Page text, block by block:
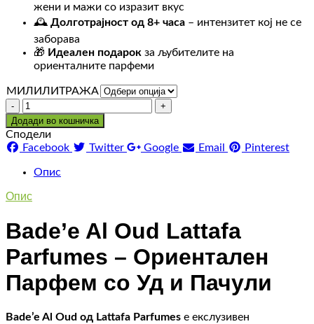
жени и мажи со изразит вкус
🕰️ Долготрајност од 8+ часа – интензитет кој не се
заборава
🎁 Идеален подарок за љубителите на
ориенталните парфеми
МИЛИЛИТРАЖА
Количина
Додади во кошничка
Сподели
Facebook
Twitter Google Email Pinterest
Опис
Опис
Bade’e Al Oud Lattafa
Parfumes – Ориентален
Парфем со Уд и Пачули
Bade’e Al Oud од Lattafa Parfumes е екслузивен